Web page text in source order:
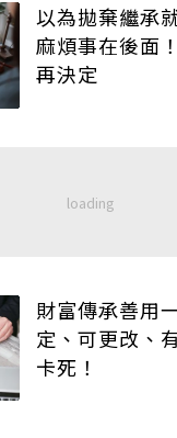
以為拋棄繼承
麻煩事在後面
再決定
財富傳承善用
定、可更改、
卡死！